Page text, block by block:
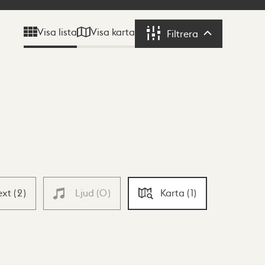
Visa lista Visa karta Filtrera Filtrera
(2) Ljud (0) Karta (1)